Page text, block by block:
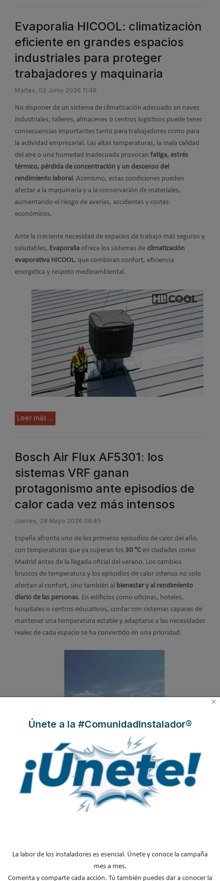
Evaporalia HICOOL: climatización
eficiente en grandes espacios
industriales para proteger
trabajadores y maquinaria
Martes, 02 Junio 2026 11:48
No disponer de un sistema de climatización adecuado en naves
industriales, talleres, almacenes o centros logísticos puede tener
consecuencias importantes tanto para trabajadores como para
la actividad empresarial. Las altas temperaturas, la mala calidad
del aire o una humedad inadecuada provocan fatiga, estrés
térmico, pérdida de concentración y un descenso del
rendimiento laboral . Asimismo, estas condiciones pueden
afectar a la maquinaria y a la conservación de materiales,
aumentando el riesgo de averías, accidentes y costes
económicos.
Ante la creciente necesidad de espacios de trabajo más seguros y
saludables, Evaporalia ofrece los sistemas de climatización
evaporativa HICOOL, que combinan confort, eficiencia
energética y respeto medioambiental.
Leer más ...
Bosch Air Flux AF5301: los
sistemas VRF ganan
protagonismo ante episodios de
calor cada vez más intensos
Jueves, 28 Mayo 2026 08:45
España afronta uno de los primeros episodios de calor del año,
con temperaturas que ya superan los 30 °C en ciudades como
Madrid antes de la llegada oficial del verano. Los cambios
bruscos de temperatura y los episodios de calor intenso no solo
afectan al confort, sino también al
bienestar y al rendimiento
diario de las personas. En edificios como oficinas, hoteles,
hospitales o centros educativos, contar con sistemas capaces de
mantener una temperatura estable y adaptarse a las necesidades
reales de cada espacio se ha convertido en una prioridad.
Leer más ...
×
Únete a la #ComunidadInstalador®
La labor de los instaladores es esencial. Únete y conoce la campaña
mes a mes.
Comenta y comparte cada acción. Tú también puedes dar a conocer la